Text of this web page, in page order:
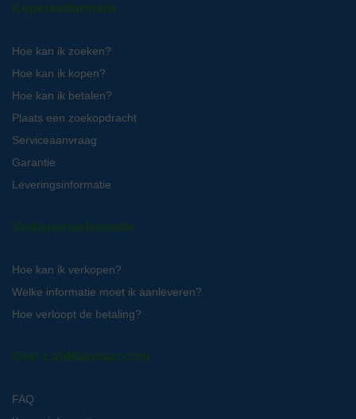
Kopersinformatie
Hoe kan ik zoeken?
Hoe kan ik kopen?
Hoe kan ik betalen?
Plaats een zoekopdracht
Serviceaanvraag
Garantie
Leveringsinformatie
Verkopersinformatie
Hoe kan ik verkopen?
Welke informatie moet ik aanleveren?
Hoe verloopt de betaling?
Over LabMakelaar.com
FAQ